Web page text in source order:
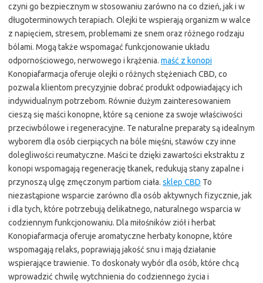
czyni go bezpiecznym w stosowaniu zarówno na co dzień, jak i w
długoterminowych terapiach. Olejki te wspierają organizm w walce
z napięciem, stresem, problemami ze snem oraz różnego rodzaju
bólami. Mogą także wspomagać funkcjonowanie układu
odpornościowego, nerwowego i krążenia. maść z konopi
Konopiafarmacja oferuje olejki o różnych stężeniach CBD, co
pozwala klientom precyzyjnie dobrać produkt odpowiadający ich
indywidualnym potrzebom. Równie dużym zainteresowaniem
cieszą się maści konopne, które są cenione za swoje właściwości
przeciwbólowe i regeneracyjne. Te naturalne preparaty są idealnym
wyborem dla osób cierpiących na bóle mięśni, stawów czy inne
dolegliwości reumatyczne. Maści te dzięki zawartości ekstraktu z
konopi wspomagają regenerację tkanek, redukują stany zapalne i
przynoszą ulgę zmęczonym partiom ciała. sklep CBD To
niezastąpione wsparcie zarówno dla osób aktywnych fizycznie, jak
i dla tych, które potrzebują delikatnego, naturalnego wsparcia w
codziennym funkcjonowaniu. Dla miłośników ziół i herbat
Konopiafarmacja oferuje aromatyczne herbaty konopne, które
wspomagają relaks, poprawiają jakość snu i mają działanie
wspierające trawienie. To doskonały wybór dla osób, które chcą
wprowadzić chwilę wytchnienia do codziennego życia i